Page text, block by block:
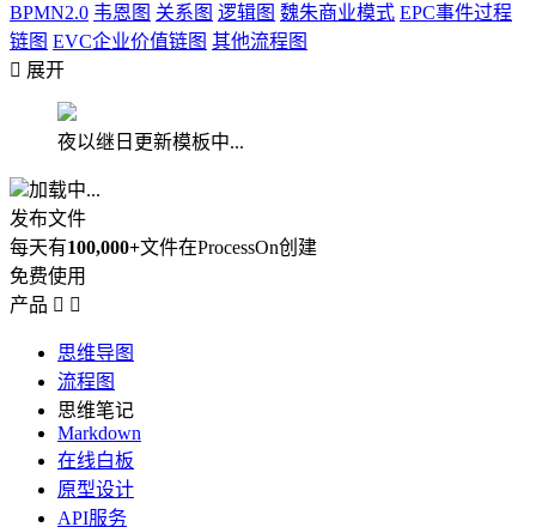
BPMN2.0 韦恩图 关系图 逻辑图 魏朱商业模式 EPC事件过程
链图 EVC企业价值链图 其他流程图
 展开
夜以继日更新模板中...
加载中...
发布文件
每天有100,000+文件在ProcessOn创建
免费使用
产品  
思维导图
流程图
思维笔记
Markdown
在线白板
原型设计
API服务